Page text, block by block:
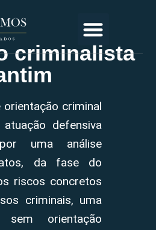
criminalista
criminal
defensiva
uma análise
da fase do
riscos concretos
criminais, uma
sem orientação